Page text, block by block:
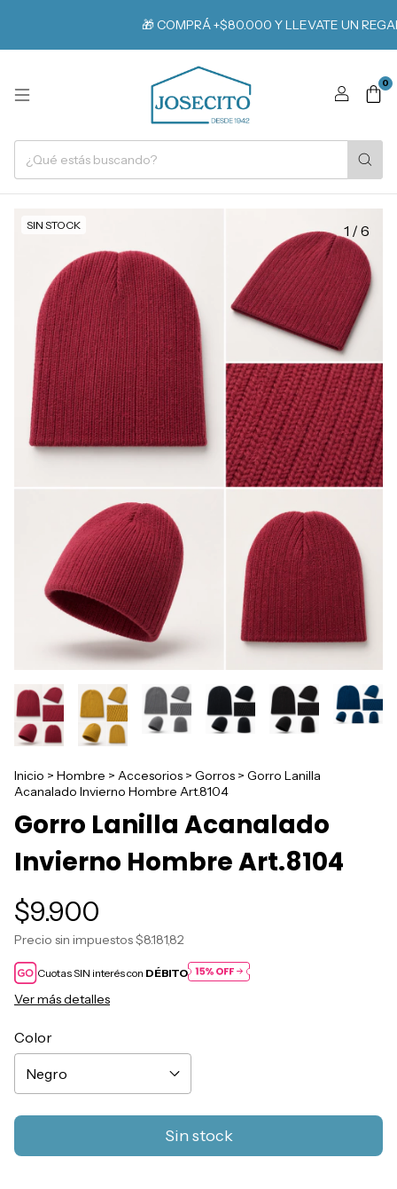
🎁 COMPRÁ +$80.000 Y LLEVATE UN REGALO
0
SIN STOCK 1 / 6
Inicio > Hombre > Accesorios > Gorros > Gorro Lanilla
Acanalado Invierno Hombre Art.8104
Gorro Lanilla Acanalado
Invierno Hombre Art.8104
$9.900
Precio sin impuestos$8.181,82
Cuotas SIN interés con DÉBITO
Ver más detalles
Color